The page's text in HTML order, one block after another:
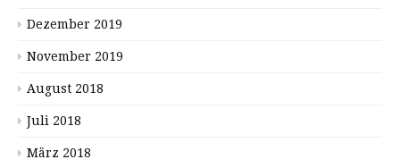
Dezember 2019
November 2019
August 2018
Juli 2018
März 2018